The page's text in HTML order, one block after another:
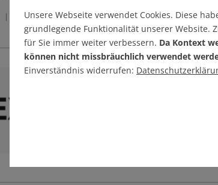
| 1 Kommentar
Unsere Webseite verwendet Cookies. Diese
grundlegende Funktionalität unserer Website.
für Sie immer weiter verbessern. Da Kontext
können nicht missbräuchlich verwendet
Einverständnis widerrufen: